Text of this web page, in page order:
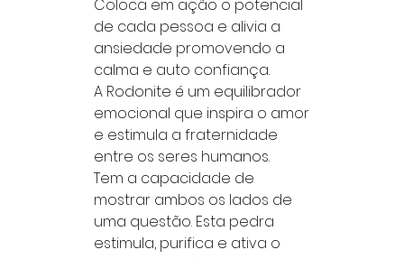
Coloca em ação o potencial
de cada pessoa e alivia a
ansiedade promovendo a
calma e auto confiança.
A Rodonite é um equilibrador
emocional que inspira o amor
e estimula a fraternidade
entre os seres humanos.
Tem a capacidade de
mostrar ambos os lados de
uma questão. Esta pedra
estimula, purifica e ativa o